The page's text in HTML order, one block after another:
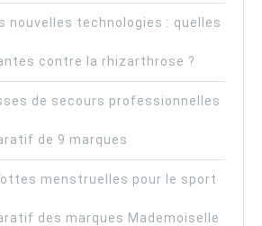
nouvelles technologies : quelles
contre la rhizarthrose ?
de secours professionnelles
de 9 marques
menstruelles pour le sport
des marques Mademoiselle